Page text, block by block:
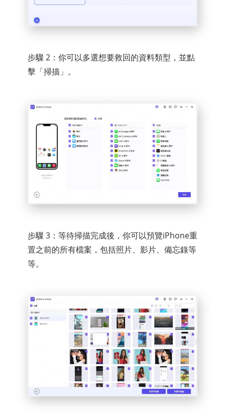
步驟 2：你可以多選想要救回的資料類型，並點
擊「掃描」。
步驟 3：等待掃描完成後，你可以預覽iPhone重
置之前的所有檔案，包括照片、影片、備忘錄等
等。